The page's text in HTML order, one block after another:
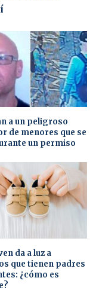
a un peligroso
de menores que se
un permiso
da a luz a
que tienen padres
¿cómo es